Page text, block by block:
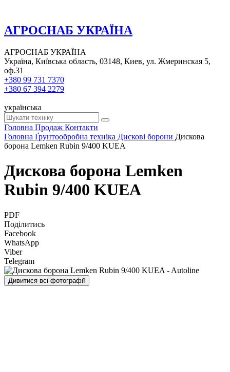
АГРОСНАБ УКРАЇНА
АГРОСНАБ УКРАЇНА
Україна, Київська область, 03148, Киев, ул. Жмеринская 5,
оф.31
+380 99 731 7370
+380 67 394 2279
українська
Головна Продаж Контакти
Головна Ґрунтообробна техніка Дискові борони Дискова
борона Lemken Rubin 9/400 KUEA
Дискова борона Lemken
Rubin 9/400 KUEA
PDF
Поділитись
Facebook
WhatsApp
Viber
Telegram
Дивитися всі фотографії